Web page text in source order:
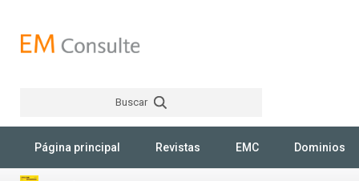
Buscar
Página principal Revistas EMC Dominios